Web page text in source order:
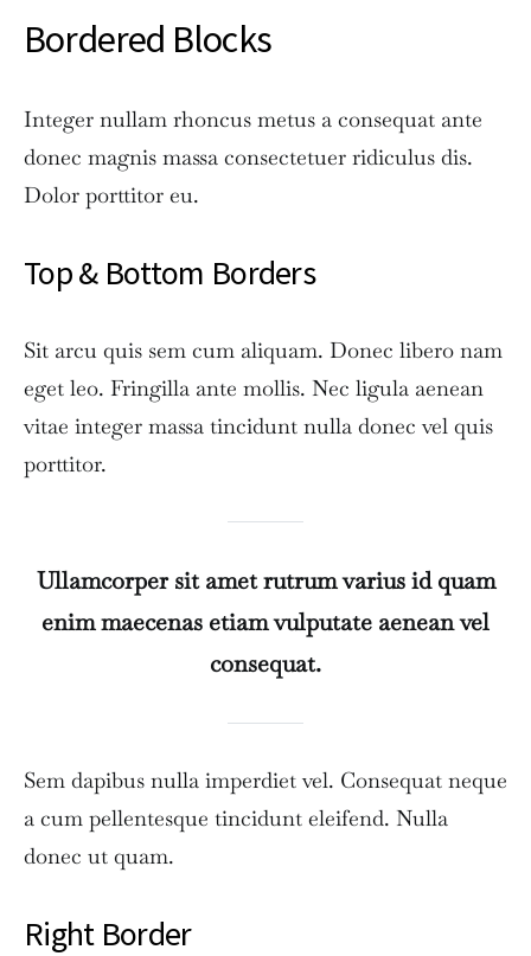
Bordered Blocks
Integer nullam rhoncus metus a consequat ante
donec magnis massa consectetuer ridiculus dis.
Dolor porttitor eu.
Top & Bottom Borders
Sit arcu quis sem cum aliquam. Donec libero nam
eget leo. Fringilla ante mollis. Nec ligula aenean
vitae integer massa tincidunt nulla donec vel quis
porttitor.
Ullamcorper sit amet rutrum varius id quam
enim maecenas etiam vulputate aenean vel
consequat.
Sem dapibus nulla imperdiet vel. Consequat neque
a cum pellentesque tincidunt eleifend. Nulla
donec ut quam.
Right Border